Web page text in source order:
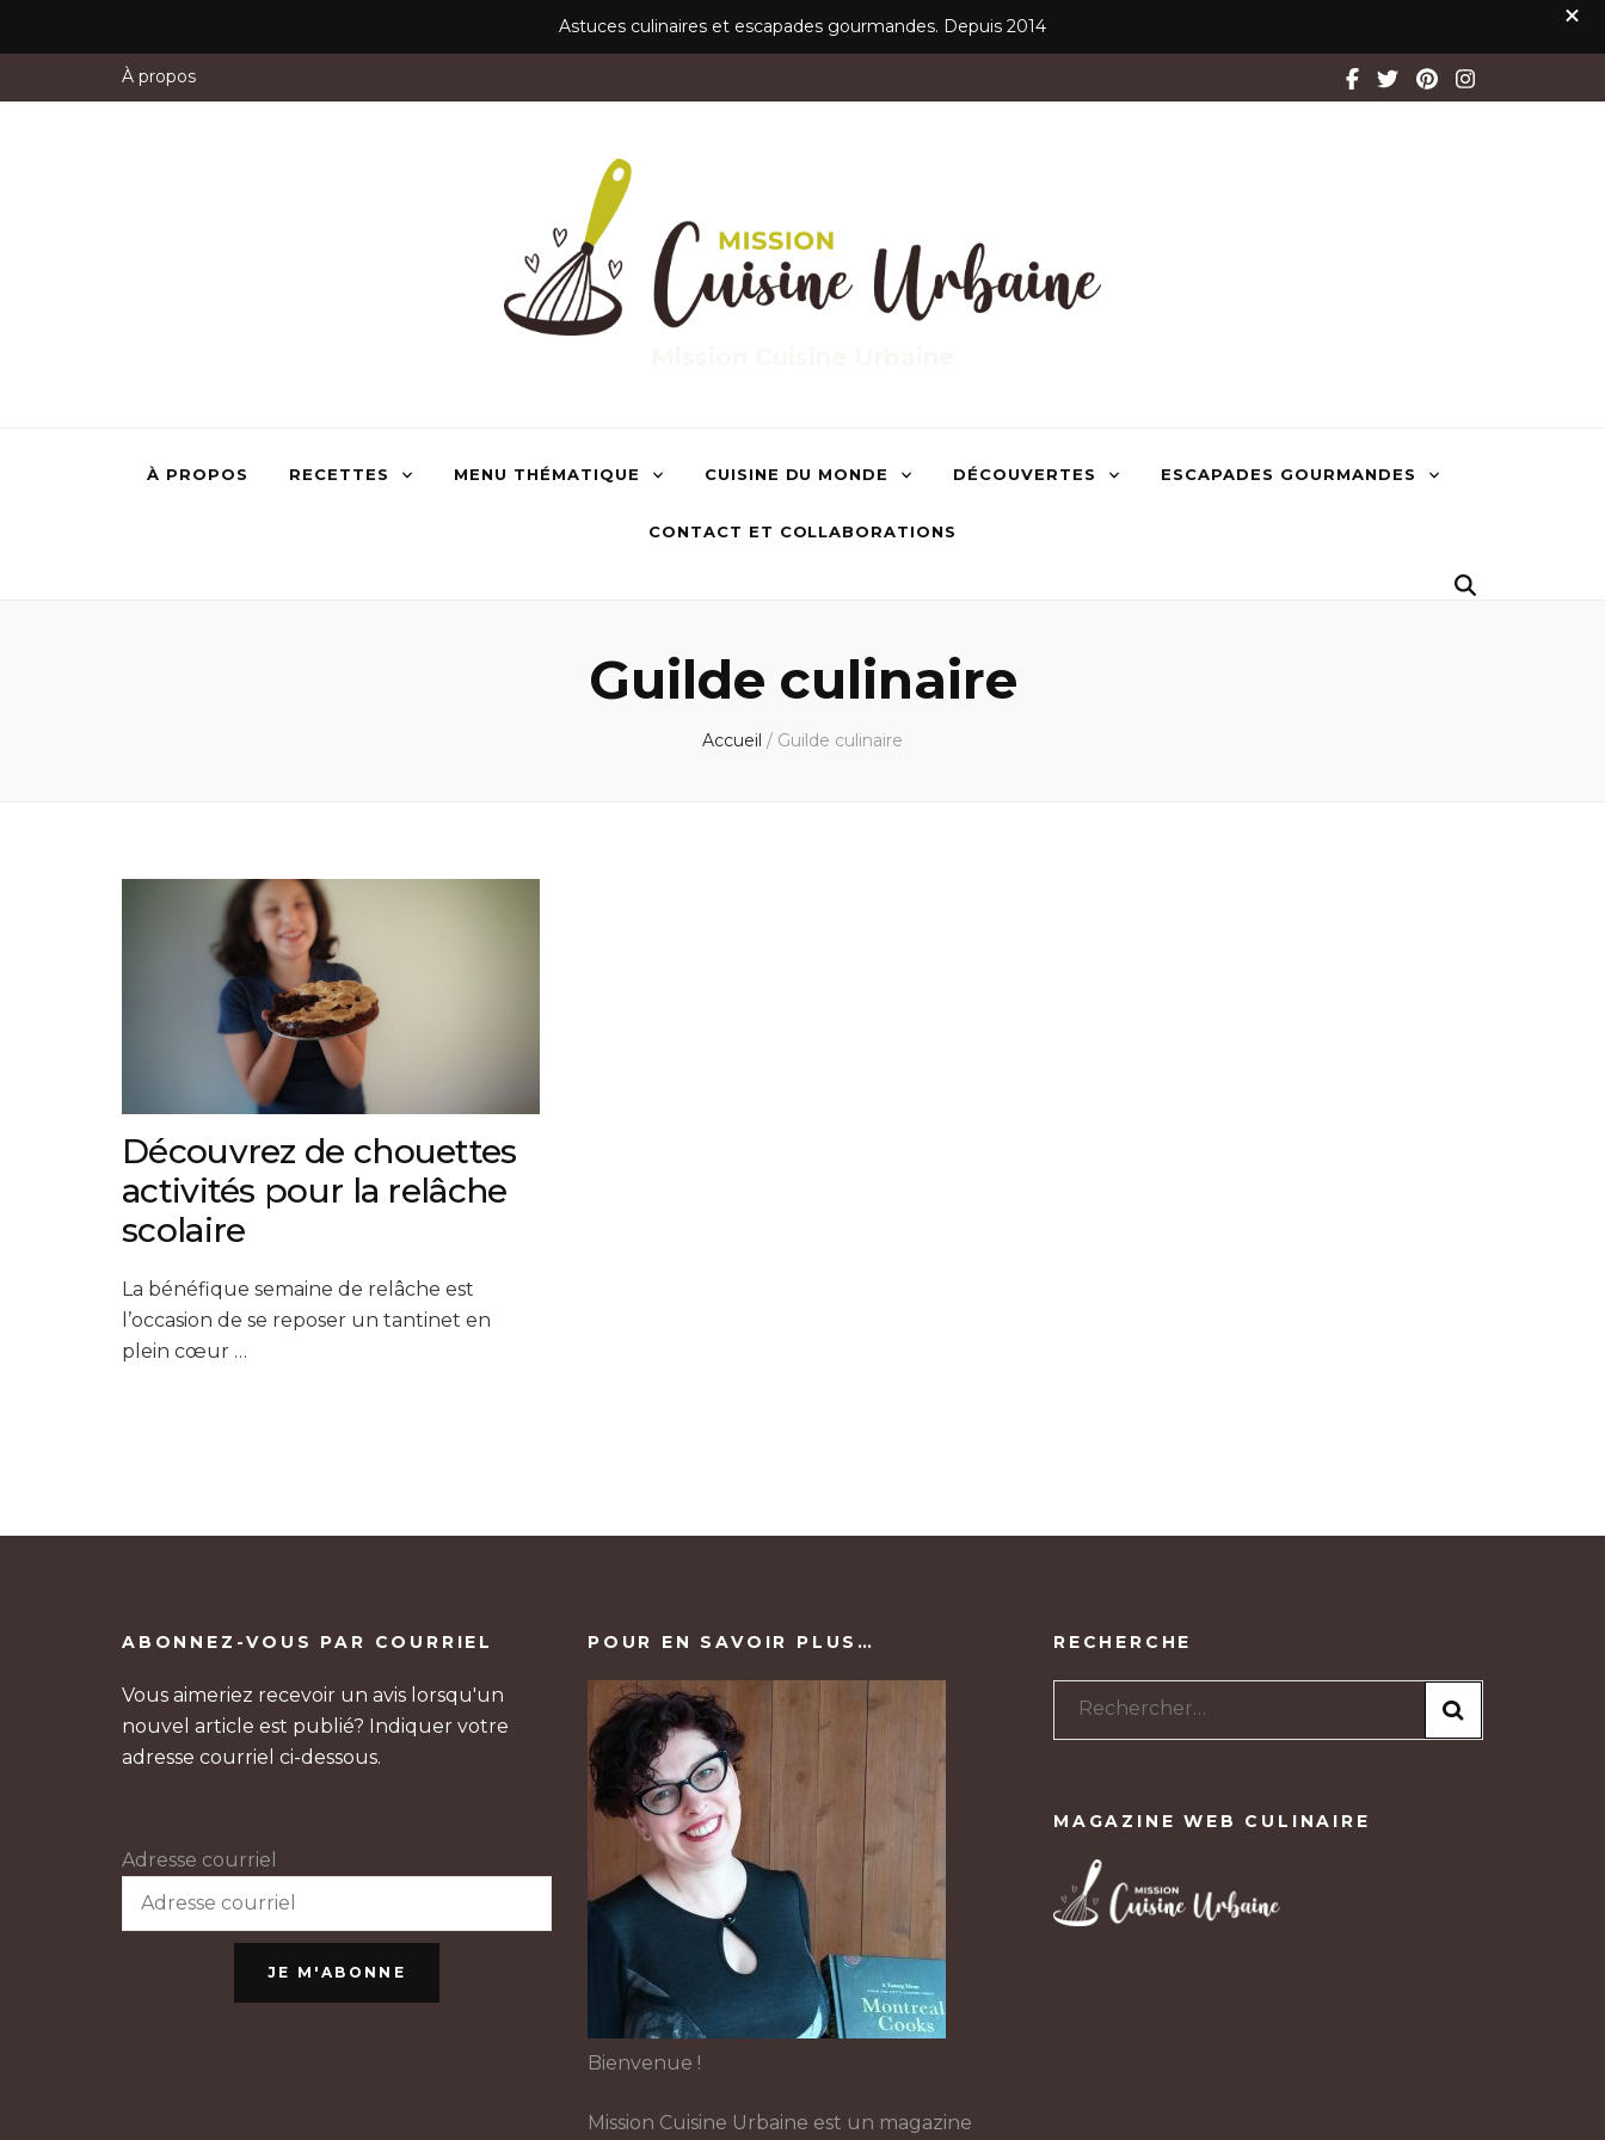
Astuces culinaires et escapades gourmandes. Depuis 2014
À propos
À PROPOS RECETTES MENU THÉMATIQUE CUISINE DU MONDE DÉCOUVERTES ESCAPADES GOURMANDES
CONTACT ET COLLABORATIONS
Guilde culinaire
Accueil / Guilde culinaire
Découvrez de chouettes
activités pour la relâche
scolaire
La bénéfique semaine de relâche est
l’occasion de se reposer un tantinet en
plein cœur …
ABONNEZ-VOUS PAR COURRIEL
Vous aimeriez recevoir un avis lorsqu'un
nouvel article est publié? Indiquer votre
adresse courriel ci-dessous.
Adresse courriel
JE M'ABONNE
POUR EN SAVOIR PLUS…
Bienvenue !
Mission Cuisine Urbaine est un magazine
RECHERCHE
Rechercher :
MAGAZINE WEB CULINAIRE